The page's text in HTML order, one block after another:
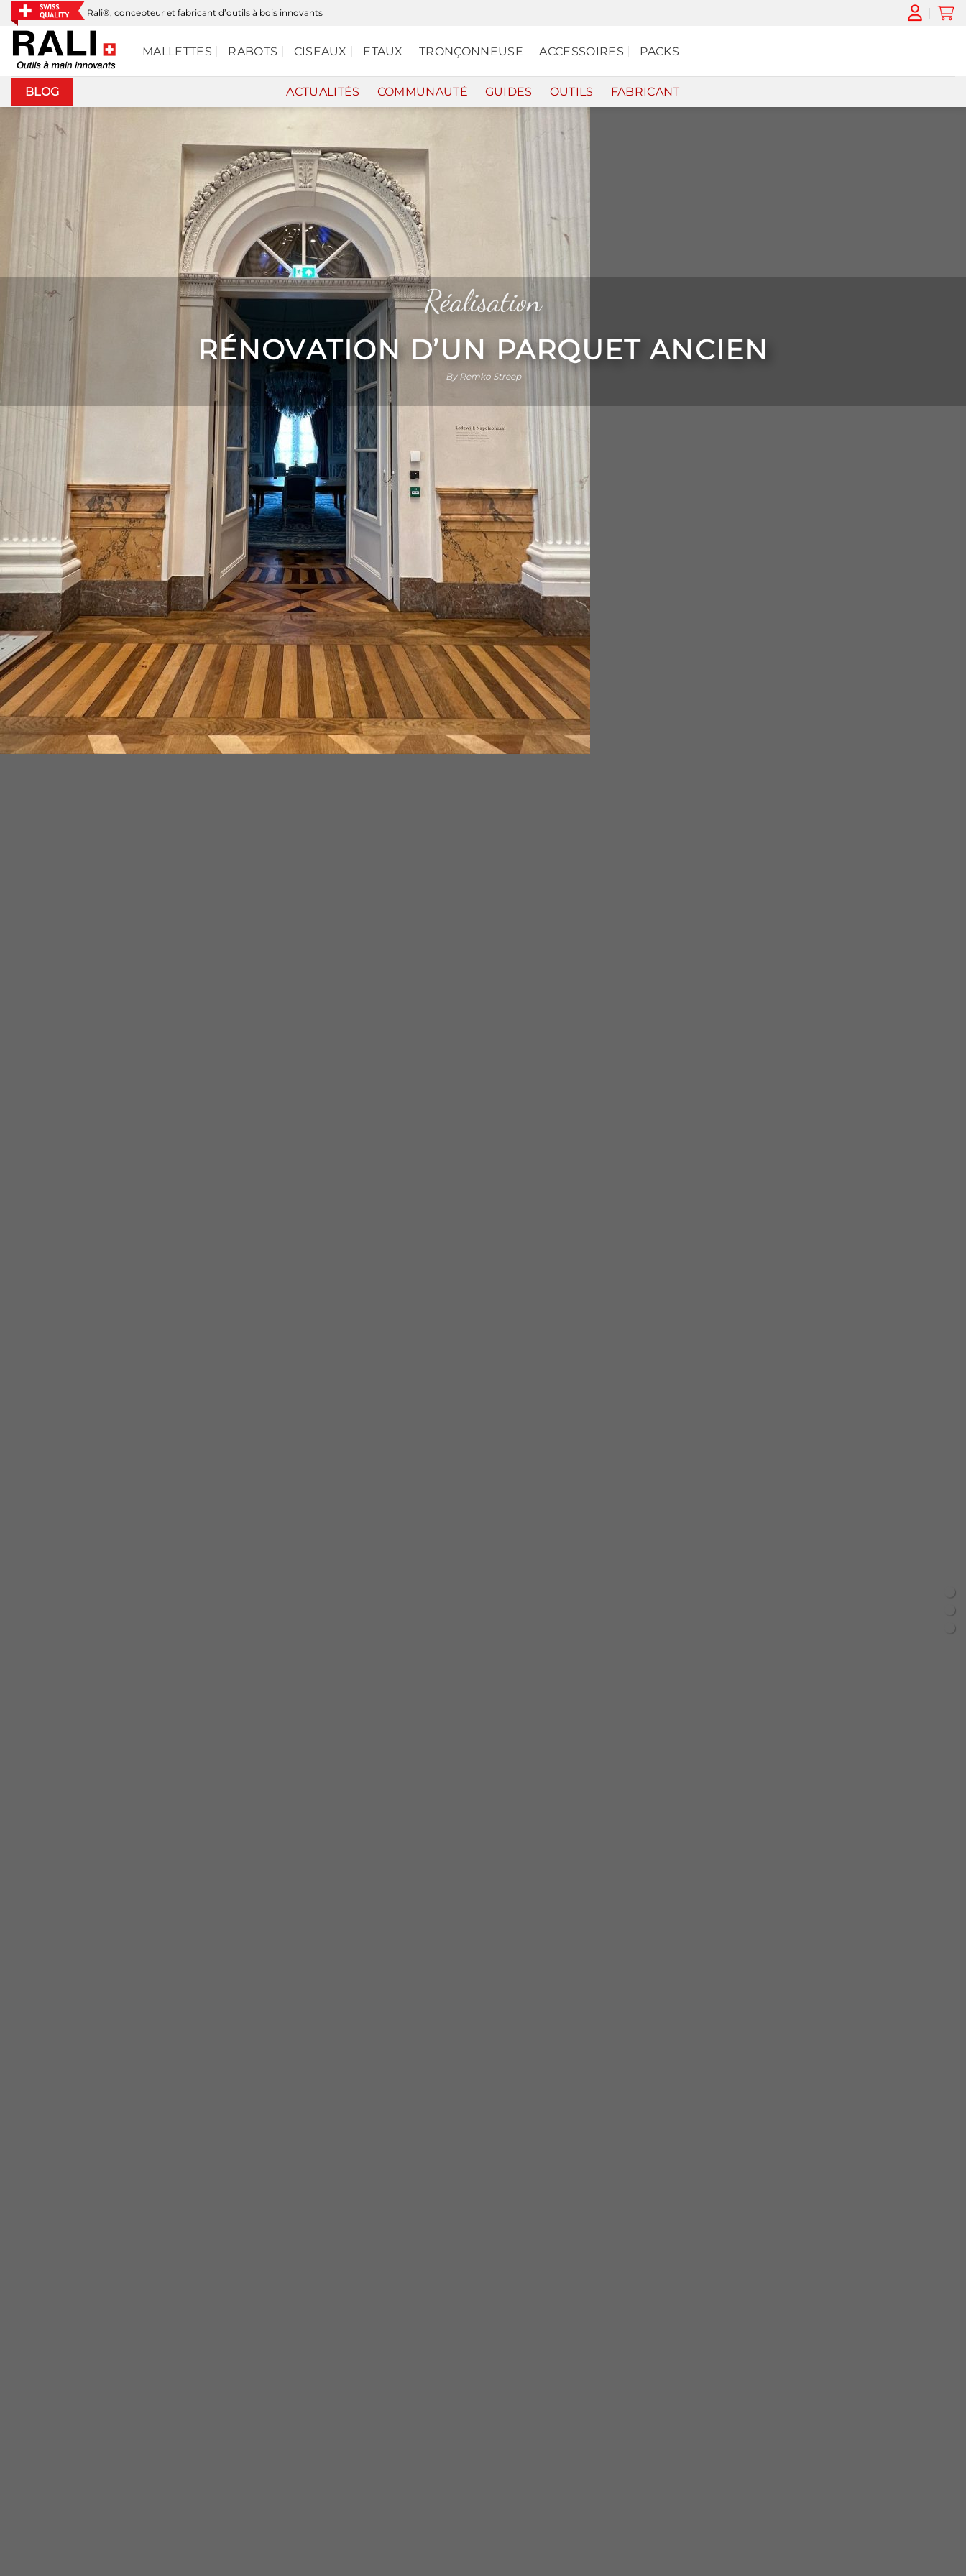
Passer
au
contenu
Rali®, concepteur et fabricant d’outils à bois innovants
MALLETTES RABOTS CISEAUX ETAUX TRONÇONNEUSE ACCESSOIRES PACKS
BLOG ACTUALITÉS COMMUNAUTÉ GUIDES OUTILS FABRICANT
Réalisation
RÉNOVATION D’UN PARQUET ANCIEN
By Remko Streep